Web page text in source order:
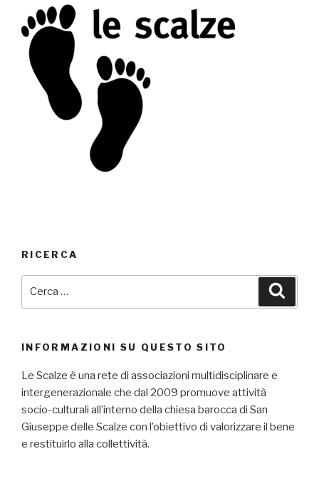
RICERCA
INFORMAZIONI SU QUESTO SITO
Le Scalze è una rete di associazioni multidisciplinare e
intergenerazionale che dal 2009 promuove attività
socio-culturali all’interno della chiesa barocca di San
Giuseppe delle Scalze con l’obiettivo di valorizzare il bene
e restituirlo alla collettività.